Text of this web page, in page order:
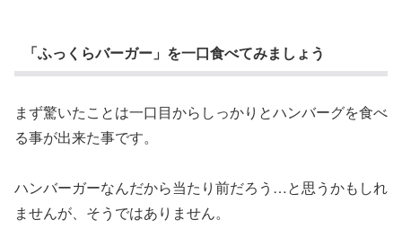
「ふっくらバーガー」を一口食べてみましょう
まず驚いたことは一口目からしっかりとハンバーグを食べ
る事が出来た事です。
ハンバーガーなんだから当たり前だろう…と思うかもしれ
ませんが、そうではありません。